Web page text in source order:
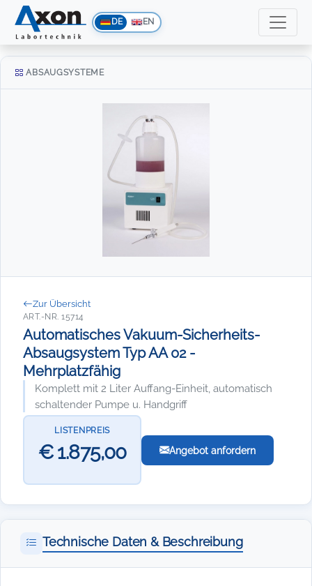
DE EN
ABSAUGSYSTEME
Zur Übersicht
ART.-NR. 15714
Automatisches Vakuum-Sicherheits-
Absaugsystem Typ AA 02 -
Mehrplatzfähig
Komplett mit 2 Liter Auffang-Einheit, automatisch
schaltender Pumpe u. Handgriff
LISTENPREIS
€ 1.875,00 Angebot anfordern
Technische Daten & Beschreibung